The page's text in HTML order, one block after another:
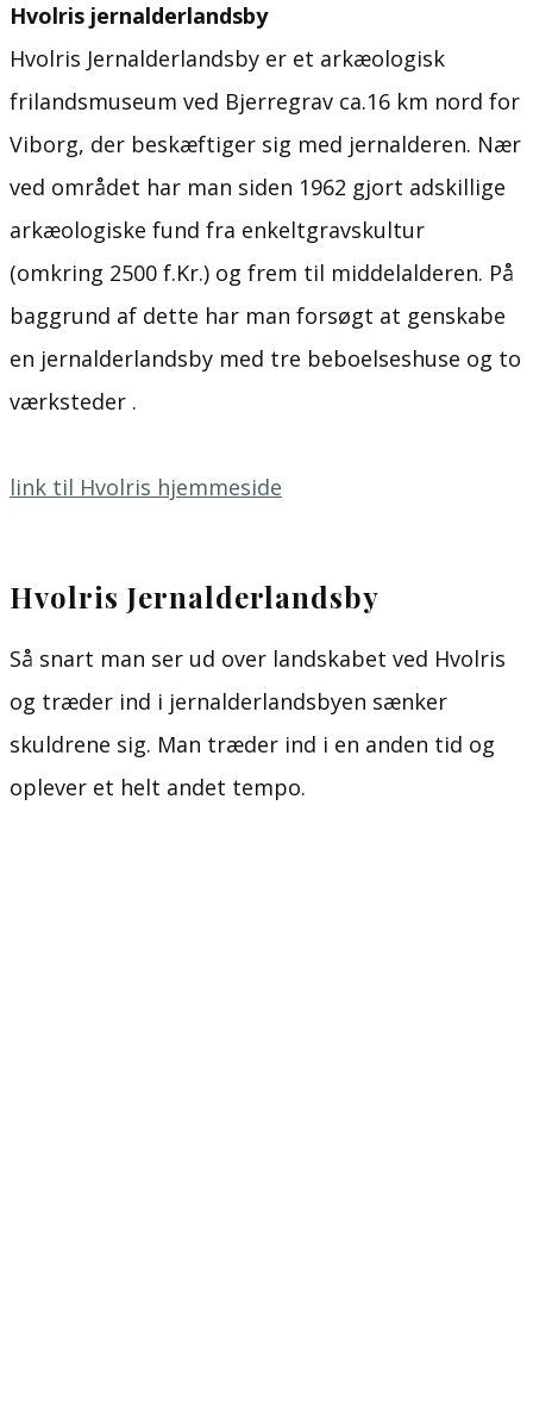
Hvolris jernalderlandsby
Hvolris Jernalderlandsby er et arkæologisk
frilandsmuseum ved Bjerregrav ca.16 km nord for
Viborg, der beskæftiger sig med jernalderen. Nær
ved området har man siden 1962 gjort adskillige
arkæologiske fund fra enkeltgravskultur
(omkring 2500 f.Kr.) og frem til middelalderen. På
baggrund af dette har man forsøgt at genskabe
en jernalderlandsby med tre beboelseshuse og to
værksteder .
link til Hvolris hjemmeside
Hvolris Jernalderlandsby
Så snart man ser ud over landskabet ved Hvolris
og træder ind i jernalderlandsbyen sænker
skuldrene sig. Man træder ind i en anden tid og
oplever et helt andet tempo.